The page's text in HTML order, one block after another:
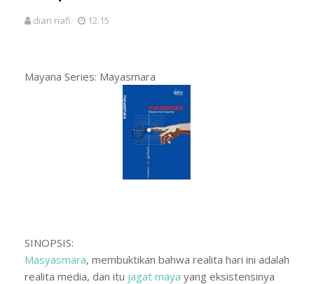
dian nafi 12.15
Mayana Series: Mayasmara
SINOPSIS:
Masyasmara, membuktikan bahwa realita hari ini adalah
realita media, dan itu jagat maya yang eksistensinya